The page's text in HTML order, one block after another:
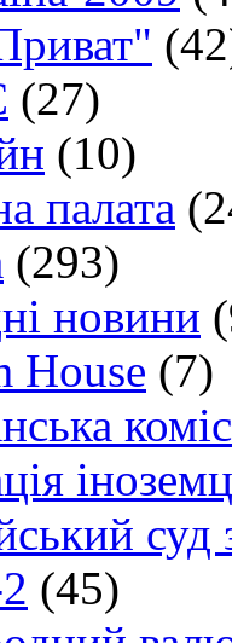
(27)
(10)
палата
(293)
новини
House (7)
(45)